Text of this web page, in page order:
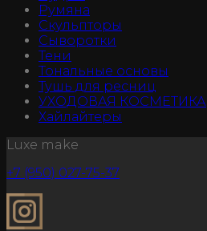
Румяна
Скульпторы
Сыворотки
Тени
Тональные основы
Тушь для ресниц
УХОДОВАЯ КОСМЕТИКА
Хайлайтеры
Luxe make
+7 (950) 027-75-37